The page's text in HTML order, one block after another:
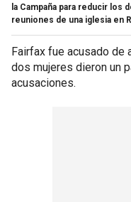
la Campaña para reducir los
reuniones de una iglesia en
Fairfax fue acusado de
dos mujeres dieron un
acusaciones.